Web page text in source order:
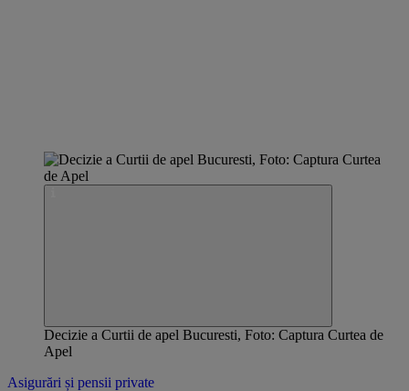
Decizie a Curtii de apel Bucuresti, Foto: Captura Curtea de
Apel
Asigurări și pensii private